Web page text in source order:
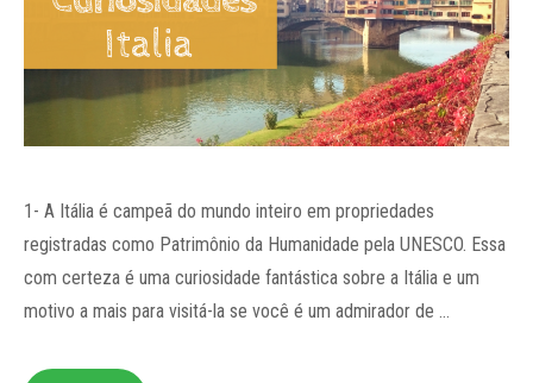
1- A Itália é campeã do mundo inteiro em propriedades
registradas como Patrimônio da Humanidade pela UNESCO. Essa
com certeza é uma curiosidade fantástica sobre a Itália e um
motivo a mais para visitá-la se você é um admirador de …